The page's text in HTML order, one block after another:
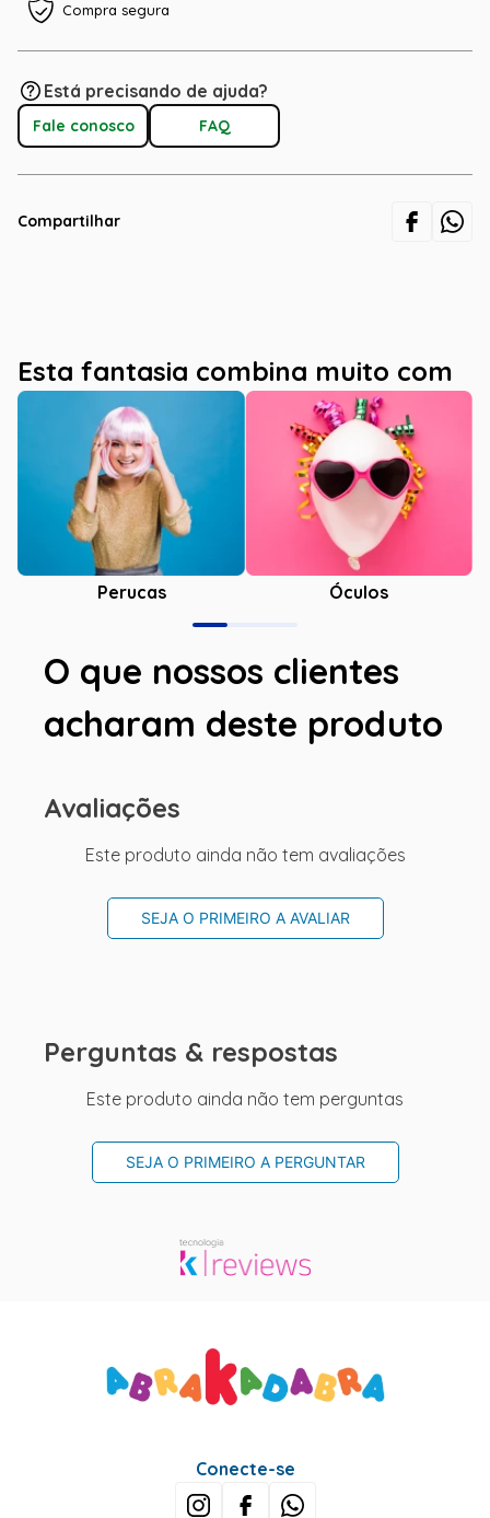
Compra segura
Está precisando de ajuda?
Fale conosco FAQ
Compartilhar
Esta fantasia combina muito com
Perucas Óculos
O que nossos clientes
acharam deste produto
Avaliações
Este produto ainda não tem avaliações
SEJA O PRIMEIRO A AVALIAR
Perguntas & respostas
Este produto ainda não tem perguntas
SEJA O PRIMEIRO A PERGUNTAR
Conecte-se